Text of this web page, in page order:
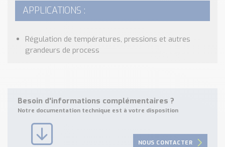
APPLICATIONS :
Régulation de températures, pressions et autres
grandeurs de process
Besoin d'informations complémentaires ?
Notre documentation technique est à votre disposition
NOUS CONTACTER